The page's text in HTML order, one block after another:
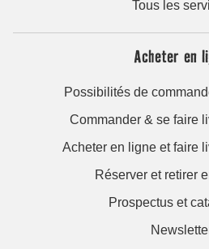
Tous les
Acheter en
Possibilités de
Commander & se faire
Acheter en ligne et faire
Réserver et retirer
Prospectus et